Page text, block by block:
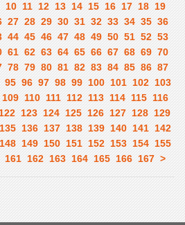
10 11 12 13 14 15 16 17 18 19
27 28 29 30 31 32 33 34 35 36
44 45 46 47 48 49 50 51 52 53
61 62 63 64 65 66 67 68 69 70
78 79 80 81 82 83 84 85 86 87
95 96 97 98 99 100 101 102 103
109 110 111 112 113 114 115 116
123 124 125 126 127 128 129
135 136 137 138 139 140 141 142
148 149 150 151 152 153 154 155
161 162 163 164 165 166 167 >